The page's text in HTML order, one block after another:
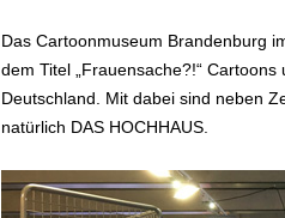
Das Cartoonmuseum Brandenburg
dem Titel „Frauensache?!“
Deutschland. Mit dabei sind neben
natürlich DAS HOCHHAUS.